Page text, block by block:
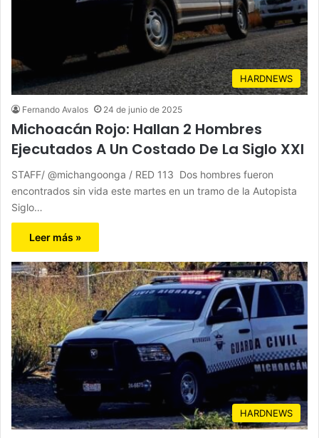
HARDNEWS
Fernando Avalos 24 de junio de 2025
Michoacán Rojo: Hallan 2 Hombres
Ejecutados A Un Costado De La Siglo XXI
STAFF/ @michangoonga / RED 113 Dos hombres fueron
encontrados sin vida este martes en un tramo de la Autopista
Siglo…
Leer más »
HARDNEWS